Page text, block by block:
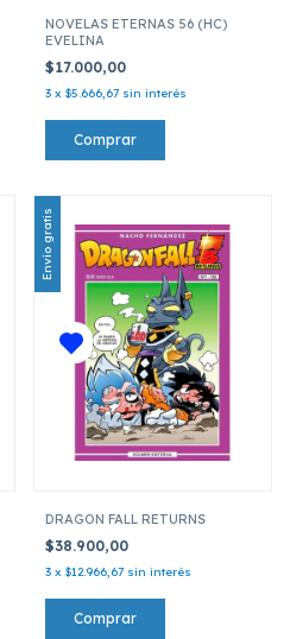
NOVELAS ETERNAS 56 (HC)
EVELINA
$17.000,00
3 x $5.666,67 sin interés
Envío gratis
DRAGON FALL RETURNS
$38.900,00
3 x $12.966,67 sin interés